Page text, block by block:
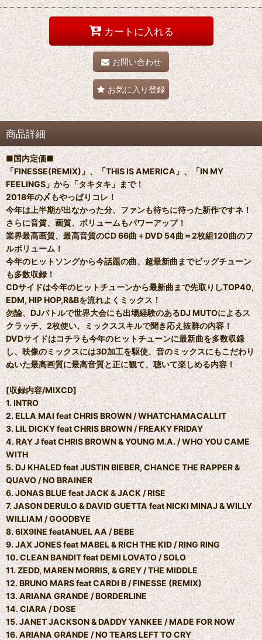
カートに入れる
お問い合わせ
お気に入り登録
商品詳細
■国内定価■
「FINESSE(REMIX)」、「THIS IS AMERICA」、「IN MY
FEELINGS」から「タキタキ」まで！
2018年の〆もやっぱりコレ！
今年は上半期が出なかった分、ファンも待ちに待った新作ですネ！
さらに音質、画質、ボリュームもパワーアップ！
業界最高画質、最高音質のCD 66曲＋DVD 54曲＝2枚組120曲のフ
ルボリューム！
今年のヒットソングから今話題の曲、超最新曲までビッグチューン
も多数収録！
CDサイドは今年のヒットチューンから最新曲まで先取りしTOP40,
EDM, HIP HOP,R&Bを流れよくミックス！
勿論、DJバトルで世界大会にも出場経験のあるDJ MUTOによるス
クラッチ、2枚使い、ミックススキルで聞き応え抜群の内容！
DVDサイドはコチラも今年のヒットチューンに最新曲を多数収録
し、映像のミックスには3D加工を駆使、音のミックスにもこだわり
ぬいた最高画質に最高音質と正に観て、聴いて楽しめる内容！
[収録内容/MIXCD]
1. INTRO
2. ELLA MAI feat CHRIS BROWN / WHATCHAMACALLIT
3. LIL DICKY feat CHRIS BROWN / FREAKY FRIDAY
4. RAY J feat CHRIS BROWN & YOUNG M.A. / WHO YOU CAME
WITH
5. DJ KHALED feat JUSTIN BIEBER, CHANCE THE RAPPER &
QUAVO / NO BRAINER
6. JONAS BLUE feat JACK & JACK / RISE
7. JASON DERULO & DAVID GUETTA feat NICKI MINAJ & WILLY
WILLIAM / GOODBYE
8. 6IX9INE featANUEL AA / BEBE
9. JAX JONES feat MABEL & RICH THE KID / RING RING
10. CLEAN BANDIT feat DEMI LOVATO / SOLO
11. ZEDD, MAREN MORRIS, & GREY / THE MIDDLE
12. BRUNO MARS feat CARDI B / FINESSE (REMIX)
13. ARIANA GRANDE / BORDERLINE
14. CIARA / DOSE
15. JANET JACKSON & DADDY YANKEE / MADE FOR NOW
16. ARIANA GRANDE / NO TEARS LEFT TO CRY